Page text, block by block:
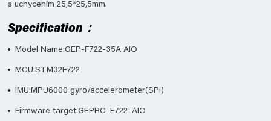
s uchycením 25,5*25,5mm.
Specification：
Model Name:GEP-F722-35A AIO
MCU:STM32F722
IMU:MPU6000 gyro/accelerometer(SPI)
Firmware target:GEPRC_F722_AIO